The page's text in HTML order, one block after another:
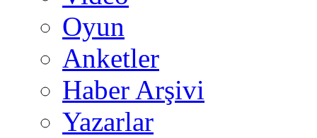
Oyun
Anketler
Haber Arşivi
Yazarlar